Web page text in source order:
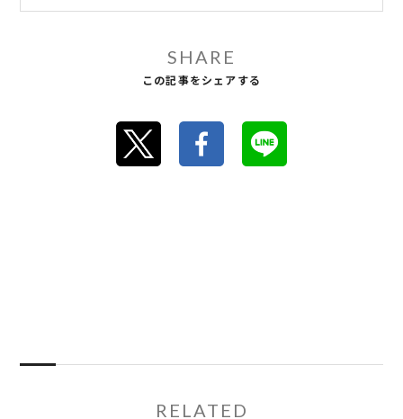
SHARE
この記事をシェアする
RELATED